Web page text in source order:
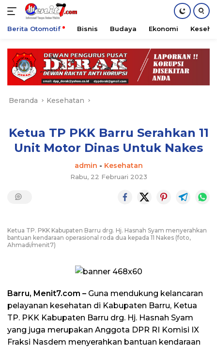
konten
Berita Otomotif Bisnis Budaya Ekonomi
Beranda Kesehatan
Ketua TP PKK Barru Serahkan 11
Unit Motor Dinas Untuk Nakes
admin - Kesehatan
Rabu, 22 Februari 2023
Ketua TP. PKK Kabupaten Barru drg. Hj. Hasnah Syam menyerahkan
bantuan kendaraan operasional roda dua kepada 11 Nakes (foto,
Ahmadi/menit7)
Barru, Menit7.com – Guna mendukung kelancaran
pelayanan kesehatan di Kabupaten Barru, Ketua
TP. PKK Kabupaten Barru drg. Hj. Hasnah Syam
yang juga merupakan Anggota DPR RI Komisi IX
Fraksi Nasdem menyerahkan bantuan kendaraan